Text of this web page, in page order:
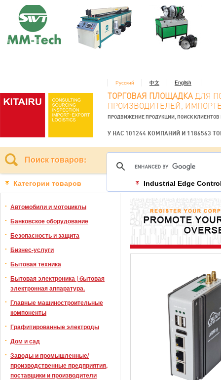
Русский 中文 English
ТОРГОВАЯ ПЛОЩАДКА ДЛЯ
ПРОИЗВОДИТЕЛЕЙ,
ПРОДВИЖЕНИЕ ПРОДУКЦИИ, ПОИСК КЛИЕНТОВ
У НАС 101244 КОМПАНИЙ И 1186563
Поиск товаров:
Категории товаров
Автомобили и мотоциклы
Банковское оборудование
Безопасность и защита
Бизнес-услуги
Бытовая техника
Бытовая электроника | бытовая
электронная аппаратура.
Главные машиностроительные
компоненты
Графитированные электроды
Дом и сад
Заводы и промышленные/
производственные предприятия,
поставщики и производители
Industrial Edge